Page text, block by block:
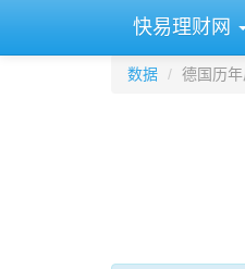
快易理财网
数据 德国历